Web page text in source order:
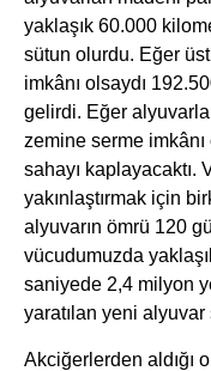
yaklaşık 60.000
sütun olurdu. Eğer
imkânı olsaydı
gelirdi. Eğer
zemine serme imkânı
sahayı
yakınlaştırmak için
alyuvarın ömrü 120
vücudumuzda
saniyede 2,4 milyon
yaratılan yeni alyuvar
Akciğerlerden aldığı